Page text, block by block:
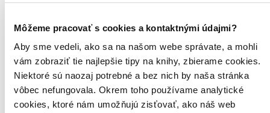
Môžeme pracovať s cookies a kontaktnými údajmi?
Aby sme vedeli, ako sa na našom webe správate, a mohli
vám zobraziť tie najlepšie tipy na knihy, zbierame cookies.
Niektoré sú naozaj potrebné a bez nich by naša stránka
vôbec nefungovala. Okrem toho používame analytické
cookies, ktoré nám umožňujú zisťovať, ako náš web
Sri Lanka
EN
Ryan Ver Berkmoes